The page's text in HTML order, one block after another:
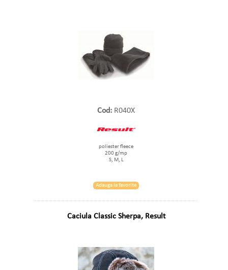
Cod: R040X
poliester fleece
200 g/mp
S, M, L
Adauga la favorite
Caciula Classic Sherpa, Result